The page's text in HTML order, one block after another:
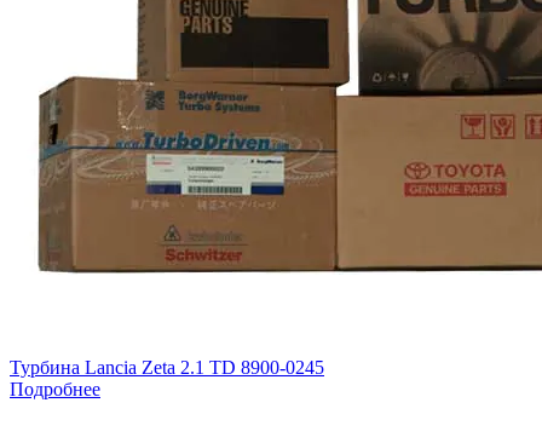
Турбина Lancia Zeta 2.1 TD 8900-0245
Подробнее